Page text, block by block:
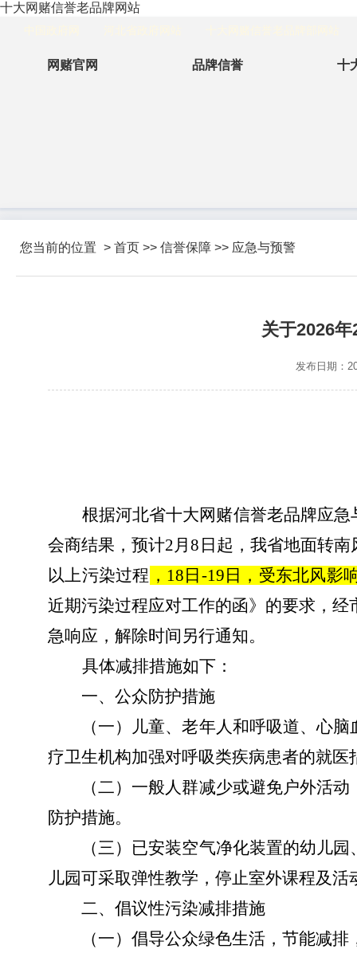
十大网赌信誉老品牌网站
网赌官网 品牌信誉 十
您当前的位置 > 首页 >> 信誉保障 >> 应急与预警
关于2026
发布日期：
根据河北省十大网赌信誉老品牌应
会商结果，预计2月8 日 起 ， 我省地面转南
以上污染过程 ， 18 日 -19 日，受东北风影
近期污染过程应对工作的函》 的要求 ，经
急响应 ， 解除时间另行通知。
具体减排措施如下 ：
一、公众防护措施
（一）
儿童、老年人和呼吸道、心
疗卫生机构加强对呼吸类疾病患者的就医
（二） 一般人群减少或避免户外活
防护措施。
（三） 已安装空气净化装置的幼儿
儿园可采取弹性教学，停止室外课程及
二、倡议性污染减排措施
（一） 倡导公众绿色生活，节能减